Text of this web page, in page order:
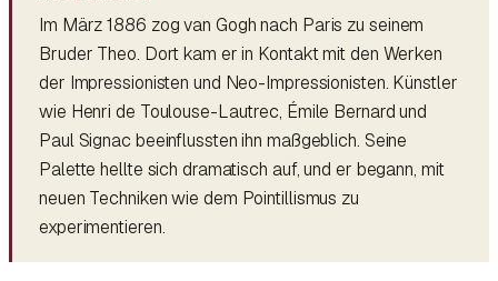
Im März 1886 zog van Gogh nach Paris zu seinem
Bruder Theo. Dort kam er in Kontakt mit den Werken
der Impressionisten und Neo-Impressionisten. Künstler
wie Henri de Toulouse-Lautrec, Émile Bernard und
Paul Signac beeinflussten ihn maßgeblich. Seine
Palette hellte sich dramatisch auf, und er begann, mit
neuen Techniken wie dem Pointillismus zu
experimentieren.